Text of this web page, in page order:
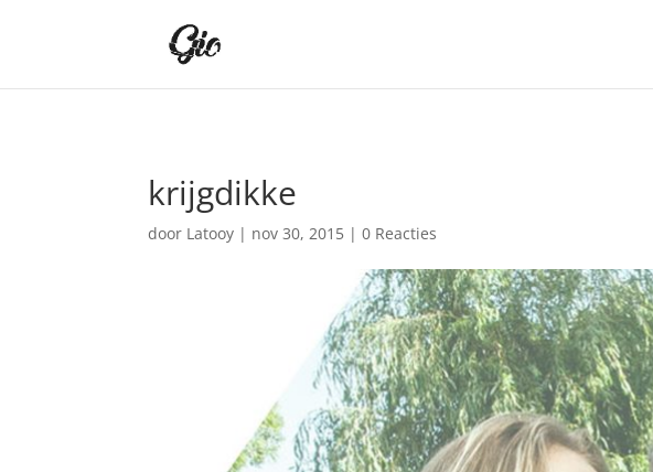
krijgdikke
door Latooy | nov 30, 2015 |0 Reacties